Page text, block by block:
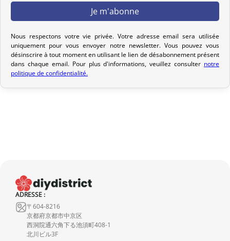
Votre commande est préparée dans les 2 jours ouvrables suivant
vous avez sélectionné lors de votre achat. Vous recevrez un e-mail
de confirmation d’envoi pour suivre votre colis. Nous offrons
plusieurs options de livraison pour répondre à vos besoins.
Politique de retour
neuf et dans son emballage d’origine), nous vous rembourserons
le montant de votre commande, hors frais d’expédition initiaux.
Aucun remboursement ne sera effectué pour des produits
endommagés.
En cas de défaut de notre part, contactez-nous dans les 72 heures
Nous respectons votre vie privée. Votre adresse email sera utilisée
uniquement pour vous envoyer notre newsletter. Vous pouvez vous
désinscrire à tout moment en utilisant le lien de désabonnement présent
dans chaque email. Pour plus d'informations, veuillez consulter notre
politique de confidentialité.
ADRESSE :
〒604-8216
京都府京都市中京区
西洞院通六角下る池須町408-1
北川ビル3F